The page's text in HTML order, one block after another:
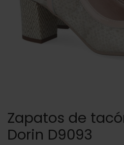
Zapatos de
Dorin D9093